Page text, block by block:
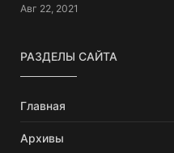
Авг 22, 2021
РАЗДЕЛЫ САЙТА
Главная
Архивы